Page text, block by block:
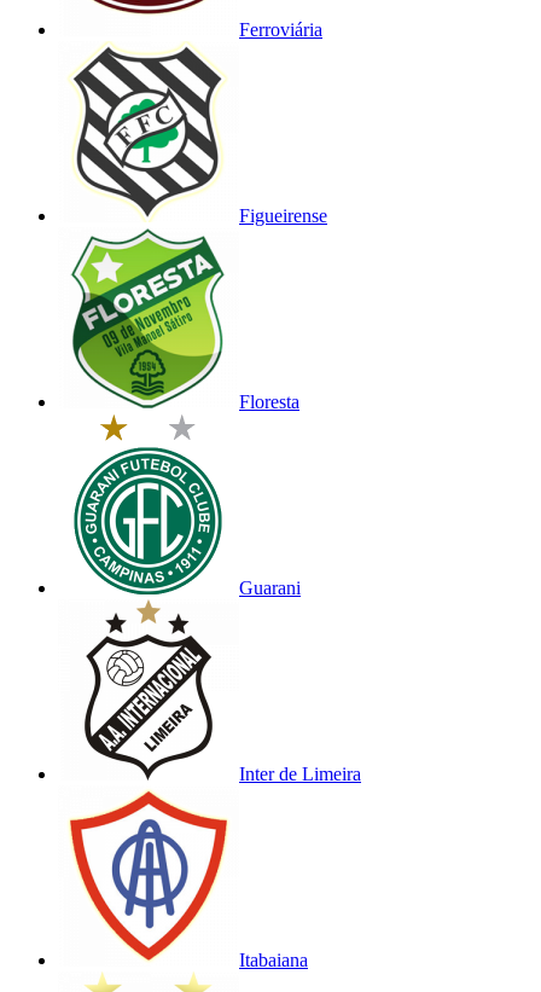
Ferroviária
Figueirense
Floresta
Guarani
Inter de Limeira
Itabaiana